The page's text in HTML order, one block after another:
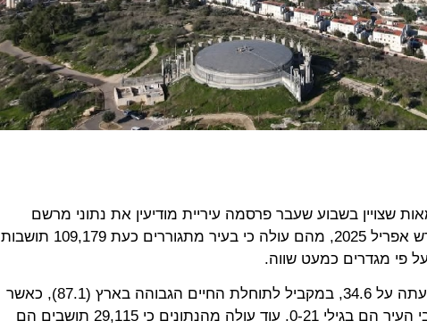
שצויין בשבוע שעבר פרסמה עיריית מודיעין את נתוני מרשם
האוכלוסין העדכניים, לחודש אפריל 2025, מהם עולה כי בעיר מתגוררים כעת 109,179 תושבות
פי מגדרים כמעט שווה.
הגיל הממוצע בעיר עומד עתה על 34.6, במקביל לתוחלת החיים הגבוהה בארץ (87.1), כאשר
למעלה מ-40 אלף מתושבי העיר הם בגילי 0-21. עוד עולה מהנתונים כי 29,115 תושבים הם